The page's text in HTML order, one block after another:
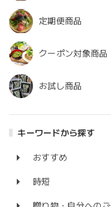
定期便商品
クーポン対象商品
お試し商品
キーワードから探す
おすすめ
時短